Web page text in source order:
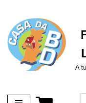
Avançar
para
o
conteúdo
A